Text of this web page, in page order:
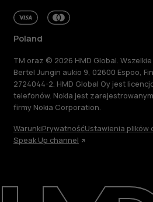
Naprawa i recykling
Poland
TM oraz © 2026 HMD Global.
Bertel Jungin aukio 9, 02600 Espoo,
2724044-2. HMD Global Oy jest
telefonów. Nokia jest
firmy Nokia Corporation.
WarunkiPrywatnośćUstawienia plików
Speak Up channel